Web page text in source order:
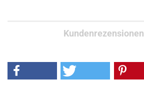
Kundenrezensionen